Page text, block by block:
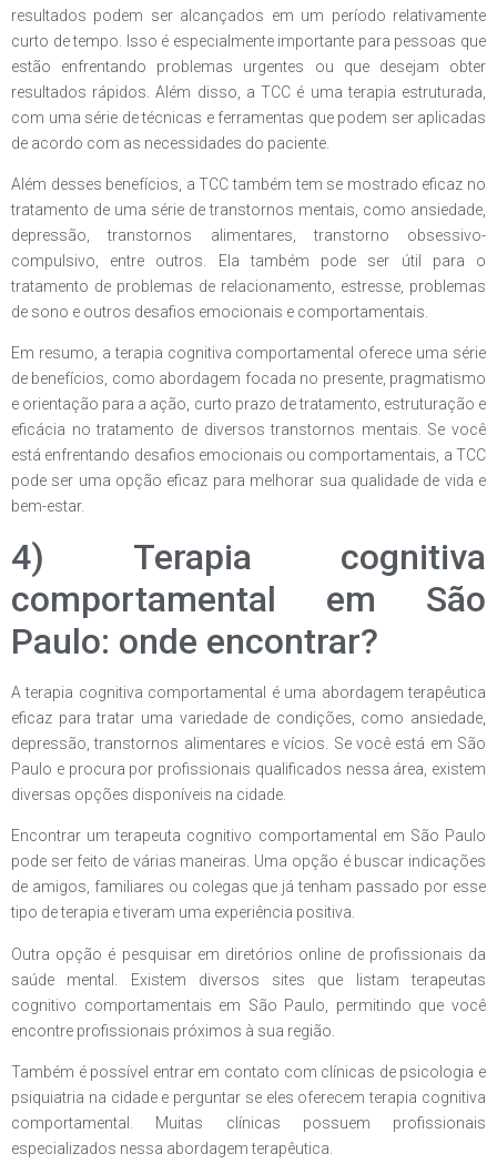
resultados podem ser alcançados em um período relativamente
curto de tempo. Isso é especialmente importante para pessoas que
estão enfrentando problemas urgentes ou que desejam obter
resultados rápidos. Além disso, a TCC é uma terapia estruturada,
com uma série de técnicas e ferramentas que podem ser aplicadas
de acordo com as necessidades do paciente.
Além desses benefícios, a TCC também tem se mostrado eficaz no
tratamento de uma série de transtornos mentais, como ansiedade,
depressão, transtornos alimentares, transtorno obsessivo-
compulsivo, entre outros. Ela também pode ser útil para o
tratamento de problemas de relacionamento, estresse, problemas
de sono e outros desafios emocionais e comportamentais.
Em resumo, a terapia cognitiva comportamental oferece uma série
de benefícios, como abordagem focada no presente, pragmatismo
e orientação para a ação, curto prazo de tratamento, estruturação e
eficácia no tratamento de diversos transtornos mentais. Se você
está enfrentando desafios emocionais ou comportamentais, a TCC
pode ser uma opção eficaz para melhorar sua qualidade de vida e
bem-estar.
4) Terapia cognitiva
comportamental em São
Paulo: onde encontrar?
A terapia cognitiva comportamental é uma abordagem terapêutica
eficaz para tratar uma variedade de condições, como ansiedade,
depressão, transtornos alimentares e vícios. Se você está em São
Paulo e procura por profissionais qualificados nessa área, existem
diversas opções disponíveis na cidade.
Encontrar um terapeuta cognitivo comportamental em São Paulo
pode ser feito de várias maneiras. Uma opção é buscar indicações
de amigos, familiares ou colegas que já tenham passado por esse
tipo de terapia e tiveram uma experiência positiva.
Outra opção é pesquisar em diretórios online de profissionais da
saúde mental. Existem diversos sites que listam terapeutas
cognitivo comportamentais em São Paulo, permitindo que você
encontre profissionais próximos à sua região.
Também é possível entrar em contato com clínicas de psicologia e
psiquiatria na cidade e perguntar se eles oferecem terapia cognitiva
comportamental. Muitas clínicas possuem profissionais
especializados nessa abordagem terapêutica.